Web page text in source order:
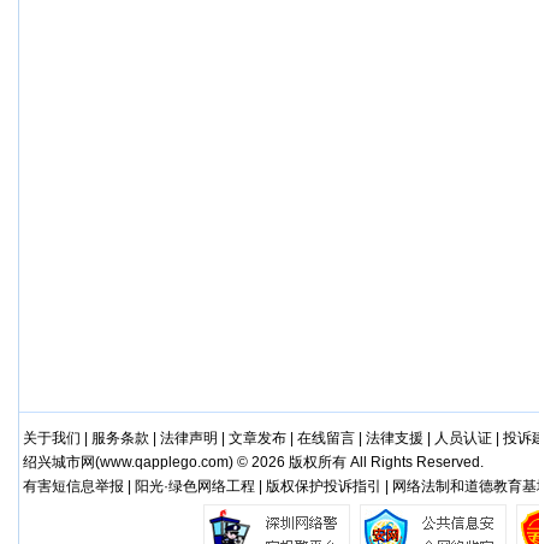
关于我们 服务条款 法律声明 文章发布 在线留言 法律支援 人员认证
投诉
绍兴城市网(www.qapplego.com) © 2026 版权所有 All Rights Reserved.
有害短信息举报 | 阳光·绿色网络工程 | 版权保护投诉指引 | 网络法制和道德教育